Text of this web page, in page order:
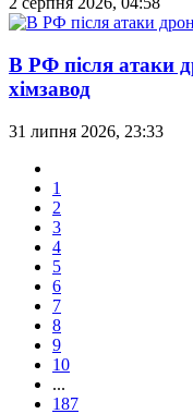
В РФ після атаки
хімзавод
31 липня 2026, 23:33
1
2
3
4
5
6
7
8
9
10
...
187